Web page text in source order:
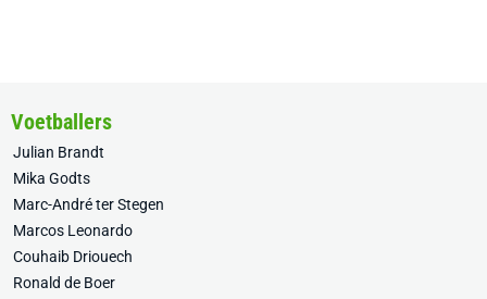
Voetballers
Julian Brandt
Mika Godts
Marc-André ter Stegen
Marcos Leonardo
Couhaib Driouech
Ronald de Boer